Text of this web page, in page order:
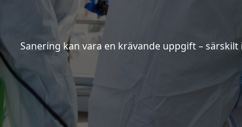
Sanering kan vara en krävande uppgift –